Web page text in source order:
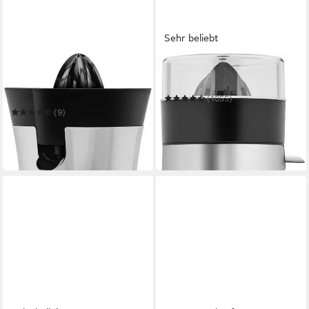
GASTROBACK
Zitruspresse Gastroback
(9)
ab 59,73 € UVP75,99 €
-21%
in 1-2 Werktagen bei dir
Sehr beliebt
WMF
Zitruspresse Stelio
(1055)
am nächsten Werktag bei dir